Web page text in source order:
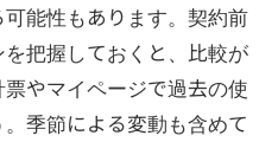
能性もあります。契約前
把握しておくと、比較が
やマイページで過去の使
季節による変動も含めて